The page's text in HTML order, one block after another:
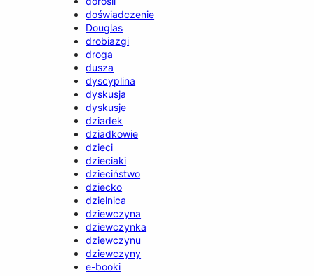
doświadczenie
Douglas
drobiazgi
droga
dusza
dyscyplina
dyskusja
dyskusje
dziadek
dziadkowie
dzieci
dzieciaki
dzieciństwo
dziecko
dzielnica
dziewczyna
dziewczynka
dziewczynu
dziewczyny
e-booki